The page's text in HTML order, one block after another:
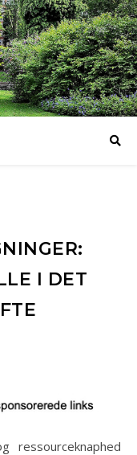
I DET